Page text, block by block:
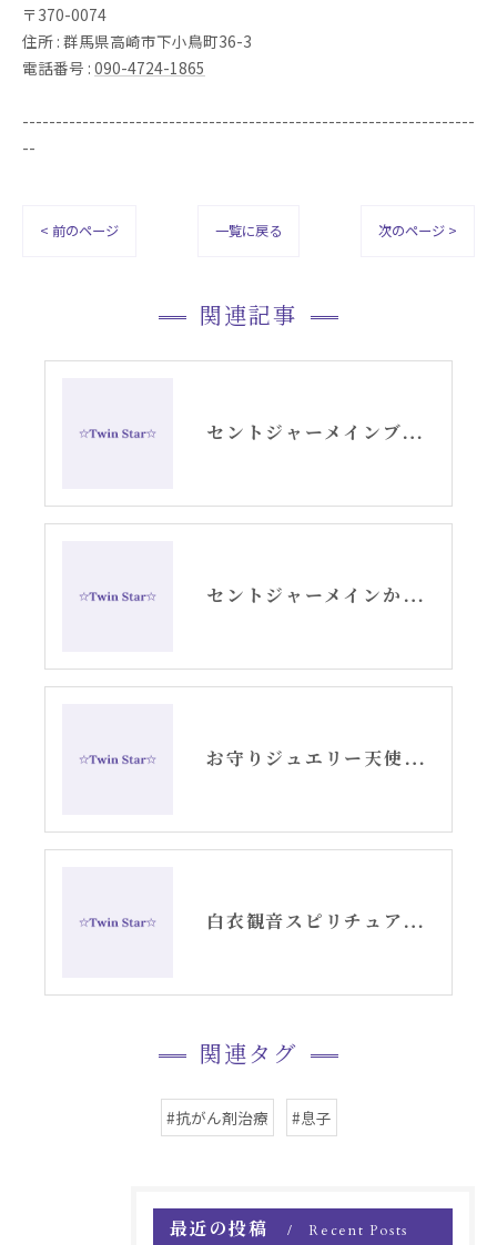
〒370-0074
住所 : 群馬県高崎市下小鳥町36-3
電話番号 : 090-4724-1865
--------------------------------------------------------------------
--
< 前のページ 一覧に戻る 次のページ >
関連記事
セントジャーメインブレッシングカードGSVFグリッド
セントジャーメインからのメッセージ・水瓶座新月アリーシャ
お守りジュエリー天使の羽根シルバーピアス
白衣観音スピリチュアル女神開花チーム活動記録YouTube②
関連タグ
#抗がん剤治療 #息子
最近の投稿 Recent Posts